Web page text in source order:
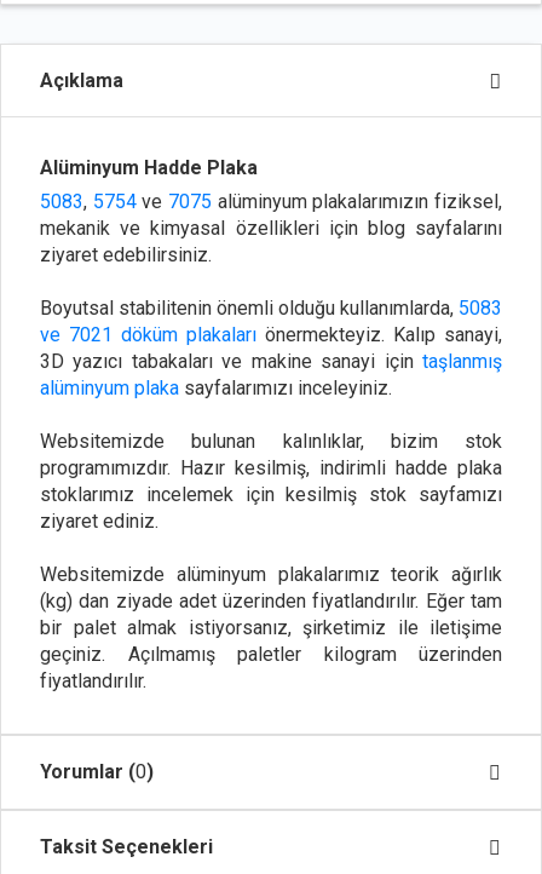
Açıklama
Alüminyum Hadde Plaka
5083, 5754ve 7075 alüminyum plakalarımızın fiziksel,
mekanik ve kimyasal özellikleri için blog sayfalarını
ziyaret edebilirsiniz.
Boyutsal stabilitenin önemli olduğu kullanımlarda, 5083
ve 7021 döküm plakaları önermekteyiz. Kalıp sanayi,
3D yazıcı tabakaları ve makine sanayi için taşlanmış
alüminyum plaka sayfalarımızı inceleyiniz.
Websitemizde bulunan kalınlıklar, bizim stok
programımızdır. Hazır kesilmiş, indirimli hadde plaka
stoklarımız incelemek için kesilmiş stok sayfamızı
ziyaret ediniz.
Websitemizde alüminyum plakalarımız teorik ağırlık
(kg) dan ziyade adet üzerinden fiyatlandırılır. Eğer tam
bir palet almak istiyorsanız, şirketimiz ile iletişime
geçiniz. Açılmamış paletler kilogram üzerinden
fiyatlandırılır.
Yorumlar (0)
Taksit Seçenekleri